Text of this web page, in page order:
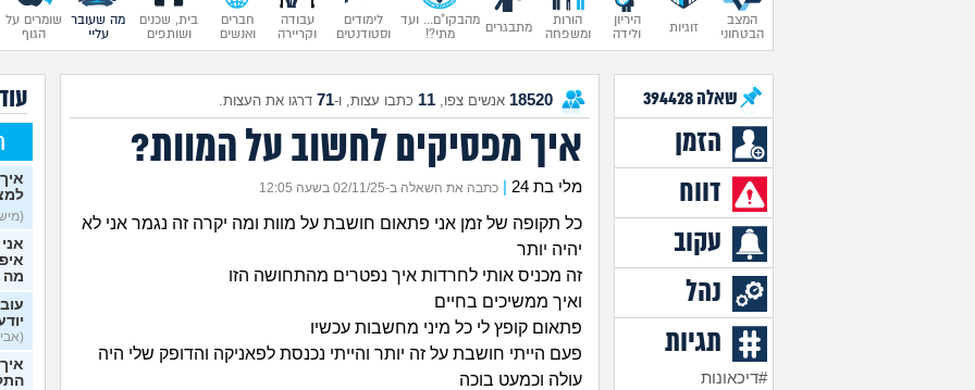
המצב
הבטחוני
זוגיות
היריון
ולידה
הורות
ומשפחה
מתבגרים
מהבקו"ם... ועד
מתי?!
לימודים
וסטודנטים
עבודה
וקריירה
חברים
ואנשים
בית, שכנים
ושותפים
מה שעובר
עליי
שומרים על
הגוף
שאלה394428
הזמן
דווח
עקוב
נהל
תגיות
#דיכאונות
18520 אנשים צפו, 11 כתבו עצות, ו-71 דרגו את העצות.
איך מפסיקים לחשוב על המוות?
מלי בת 24 כתבה את השאלה ב-02/11/25 בשעה 12:05
כל תקופה של זמן אני פתאום חושבת על מוות ומה יקרה זה נגמר אני לא
יהיה יותר
זה מכניס אותי לחרדות איך נפטרים מהתחושה הזו
ואיך ממשיכים בחיים
פתאום קופץ לי כל מיני מחשבות עכשיו
פעם הייתי חושבת על זה יותר והייתי נכנסת לפאניקה והדופק שלי היה
עולה וכמעט בוכה
מה
(אבי99, בן 22)